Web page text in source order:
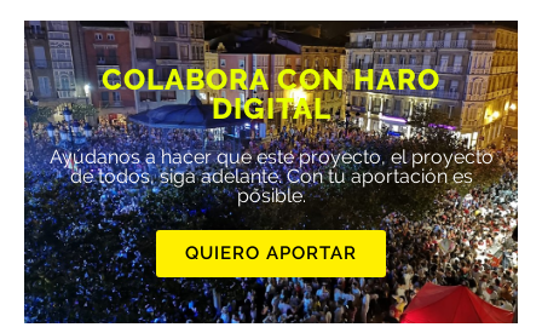
COLABORA CON HARO
DIGITAL
Ayúdanos a hacer que este proyecto, el proyecto
de todos, siga adelante. Con tu aportación es
posible.
QUIERO APORTAR